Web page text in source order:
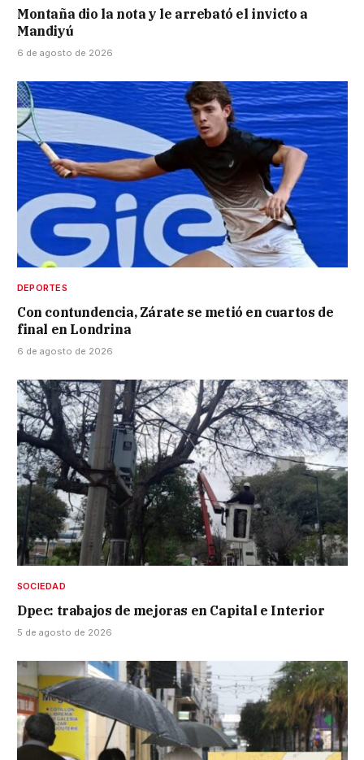
Montaña dio la nota y le arrebató el invicto a
Mandiyú
6 de agosto de 2026
DEPORTES
Con contundencia, Zárate se metió en cuartos de
final en Londrina
6 de agosto de 2026
SOCIEDAD
Dpec: trabajos de mejoras en Capital e Interior
5 de agosto de 2026